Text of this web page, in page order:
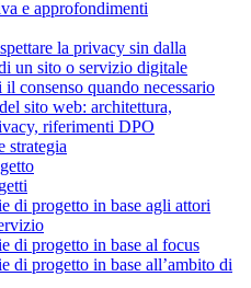
e approfondimenti
la privacy sin dalla
un sito o servizio digitale
consenso quando necessario
sito web: architettura,
riferimenti DPO
strategia
di progetto in base agli attori
di progetto in base al focus
di progetto in base all’ambito di